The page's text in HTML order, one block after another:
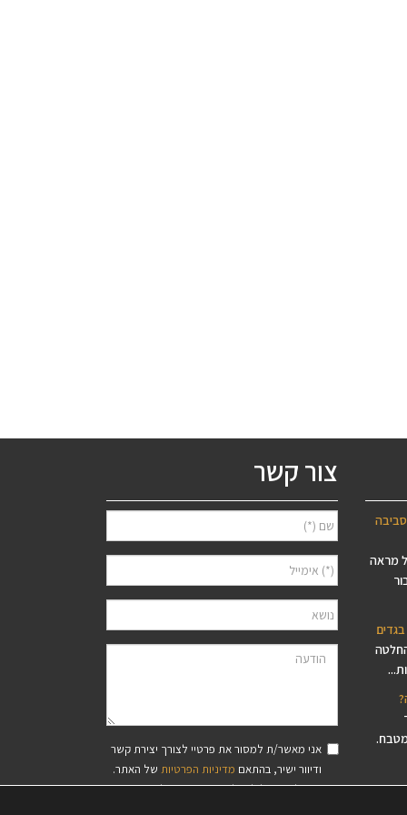
מראה
עץ
צור קשר
אני מאשר/ת למסור את פרטיי לצורך יצירת קשר
ודיוור ישיר, בהתאם מדיניות הפרטיות של האתר.
ידוע לי שאוכל לבטל את הרישום בכל עת.